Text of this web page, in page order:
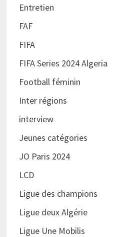
Entretien
FAF
FIFA
FIFA Series 2024 Algeria
Football féminin
Inter régions
interview
Jeunes catégories
JO Paris 2024
LCD
Ligue des champions
Ligue deux Algérie
Ligue Une Mobilis